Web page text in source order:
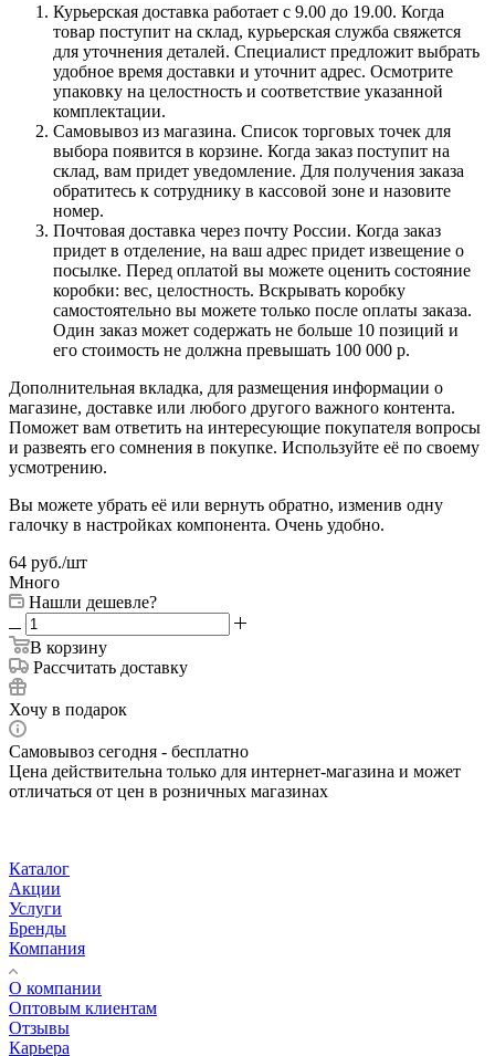
Курьерская доставка работает с 9.00 до 19.00. Когда
товар поступит на склад, курьерская служба свяжется
для уточнения деталей. Специалист предложит выбрать
удобное время доставки и уточнит адрес. Осмотрите
упаковку на целостность и соответствие указанной
комплектации.
Самовывоз из магазина. Список торговых точек для
выбора появится в корзине. Когда заказ поступит на
склад, вам придет уведомление. Для получения заказа
обратитесь к сотруднику в кассовой зоне и назовите
номер.
Почтовая доставка через почту России. Когда заказ
придет в отделение, на ваш адрес придет извещение о
посылке. Перед оплатой вы можете оценить состояние
коробки: вес, целостность. Вскрывать коробку
самостоятельно вы можете только после оплаты заказа.
Один заказ может содержать не больше 10 позиций и
его стоимость не должна превышать 100 000 р.
Дополнительная вкладка, для размещения информации о
магазине, доставке или любого другого важного контента.
Поможет вам ответить на интересующие покупателя вопросы
и развеять его сомнения в покупке. Используйте её по своему
усмотрению.
Вы можете убрать её или вернуть обратно, изменив одну
галочку в настройках компонента. Очень удобно.
64 руб./шт
Много
Нашли дешевле?
В корзину
Рассчитать доставку
Хочу в подарок
Самовывоз сегодня - бесплатно
Цена действительна только для интернет-магазина и может
отличаться от цен в розничных магазинах
Каталог
Акции
Услуги
Бренды
Компания
О компании
Оптовым клиентам
Отзывы
Карьера